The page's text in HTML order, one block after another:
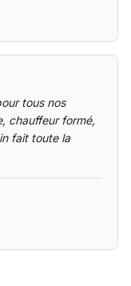
tous nos
chauffeur formé,
fait toute la